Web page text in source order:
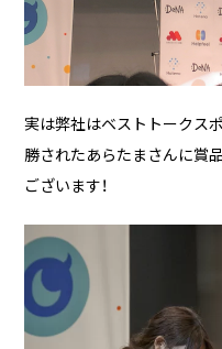
実は弊社はベストトークス
勝されたあらたまさんに賞
ございます！